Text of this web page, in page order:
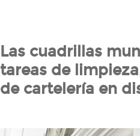
Las cuadrillas
tareas de
de cartelería en